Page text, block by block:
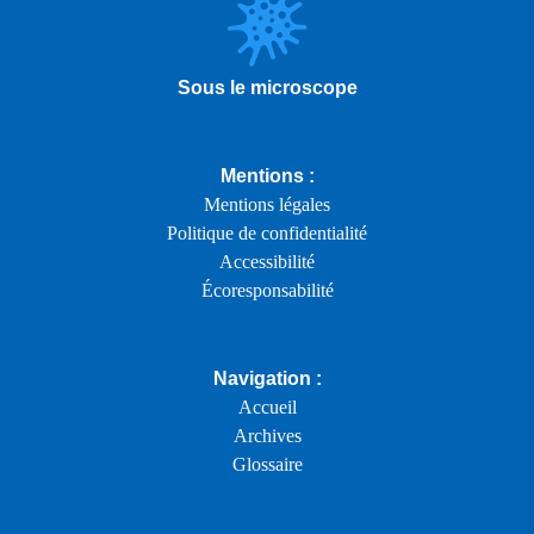
Sous le microscope
Navigation :
Accueil
Archives
Glossaire
Mentions :
Mentions légales
Politique de confidentialité
Accessibilité
Écoresponsabilité